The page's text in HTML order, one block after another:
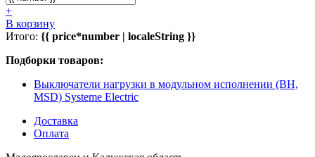
+
В корзину
Итого: {{ price*number | localeString }}
Подборки товаров:
Выключатели нагрузки в модульном исполнении (ВН,
MSD) Systeme Electric
Доставка
Оплата